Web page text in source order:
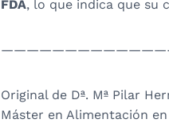
FDA, lo que indica que su
Original de Dª. Mª Pilar
Máster en Alimentación